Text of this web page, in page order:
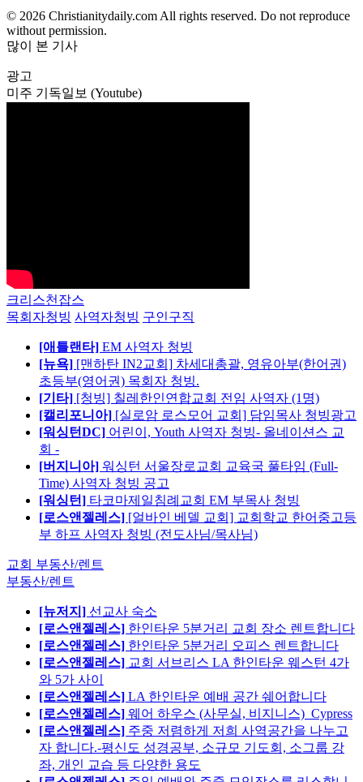
© 2026 Christianitydaily.com All rights reserved. Do not reproduce
without permission.
많이 본 기사
광고
미주 기독일보 (Youtube)
크리스천잡스
목회자청빙 사역자청빙 구인구직
[애틀랜타] EM 사역자 청빙
[뉴욕] [맨하탄 IN2교회] 차세대총괄, 영유아부(한어권)
초등부(영어권) 목회자 청빙.
[기타] [청빙] 칠레한인연합교회 전임 사역자 (1명)
[캘리포니아] [실로암 로스모어 교회] 담임목사 청빙광고
[워싱턴DC] 어린이, Youth 사역자 청빙- 올네이션스 교
회 -
[버지니아] 워싱턴 서울장로교회 교육국 풀타임 (Full-
Time) 사역자 청빙 공고
[워싱턴] 타코마제일침례교회 EM 부목사 청빙
[로스앤젤레스] [얼바인 베델 교회] 교회학교 한어중고등
부 하프 사역자 청빙 (전도사님/목사님)
교회 부동산/렌트
부동산/렌트
[뉴저지] 선교사 숙소
[로스앤젤레스] 한인타운 5분거리 교회 장소 렌트합니다
[로스앤젤레스] 한인타운 5분거리 오피스 렌트합니다
[로스앤젤레스] 교회 서브리스 LA 한인타운 웨스턴 4가
와 5가 사이
[로스앤젤레스] LA 한인타운 예배 공간 쉐어합니다
[로스앤젤레스] 웨어 하우스 (사무실, 비지니스)_Cypress
[로스앤젤레스] 주중 저렴하게 저희 사역공간을 나누고
자 합니다.-평신도 성경공부, 소규모 기도회, 소그룹 강
좌, 개인 교습 등 다양한 용도